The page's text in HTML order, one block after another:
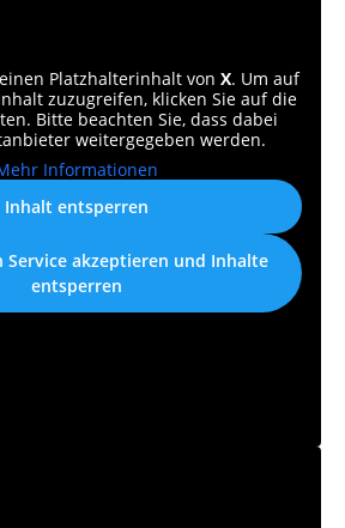
Platzhalterinhalt von X. Um auf
zuzugreifen, klicken Sie auf die
Bitte beachten Sie, dass dabei
weitergegeben werden.
Informationen
Inhalt entsperren
Service akzeptieren und Inhalte
entsperren